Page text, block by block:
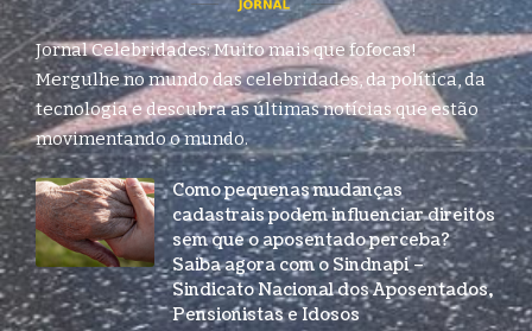
Jornal Celebridades: Muito mais que fofocas!
Mergulhe no mundo das celebridades, da política, da
tecnologia e descubra as últimas notícias que estão
movimentando o mundo.
Como pequenas mudanças
cadastrais podem influenciar direitos
sem que o aposentado perceba?
Saiba agora com o Sindnapi –
Sindicato Nacional dos Aposentados,
Pensionistas e Idosos